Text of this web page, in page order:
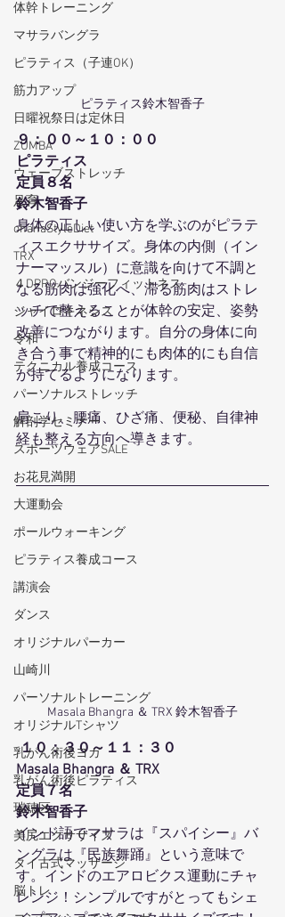
体幹トレーニング
マサラバングラ
ピラティス（子連OK）
筋力アップ
日曜祝祭日は定休日
ZUMBA
ウェーブストレッチ
足育
ohanaStyleDiet
TRX
４DPROバンジーフィットネス
ジャイロキネシス
令和
テクニカル養成コース
パーソナルストレッチ
解剖学セミナー
スポーツウェアSALE
お花見満開
大運動会
ポールウォーキング
ピラティス養成コース
講演会
ダンス
オリジナルパーカー
山崎川
パーソナルトレーニング
オリジナルTシャツ
乳がん術後ヨガ
乳がん術後ピラティス
瑞穂区
美尻エクササイズ
タイ古式マッサージ
脳トレ
ピラティス鈴木智香子
９：００～１０：００
ピラティス
定員８名
鈴木智香子
身体の正しい使い方を学ぶのがピラテ
ィスエクササイズ。身体の内側（イン
ナーマッスル）に意識を向けて不調と
なる筋肉は強化へ、滞る筋肉はストレ
ッチで整えることが体幹の安定、姿勢
改善につながります。自分の身体に向
き合う事で精神的にも肉体的にも自信
が持てるようになります。
肩こり、腰痛、ひざ痛、便秘、自律神
経も整える方向へ導きます。
Masala Bhangra ＆ TRX 鈴木智香子
１０：３０～１１：３０
Masala Bhangra ＆ TRX
定員７名
鈴木智香子
インド語でマサラは『スパイシー』バ
ングラは『民族舞踊』という意味で
す。インドのエアロビクス運動にチャ
レンジ！シンプルですがとってもシェ